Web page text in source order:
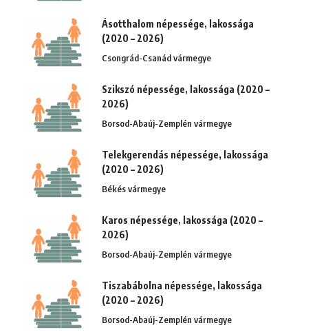
Ásotthalom népessége, lakossága
(2020 – 2026)
Csongrád-Csanád vármegye
Szikszó népessége, lakossága (2020 –
2026)
Borsod-Abaúj-Zemplén vármegye
Telekgerendás népessége, lakossága
(2020 – 2026)
Békés vármegye
Karos népessége, lakossága (2020 –
2026)
Borsod-Abaúj-Zemplén vármegye
Tiszabábolna népessége, lakossága
(2020 – 2026)
Borsod-Abaúj-Zemplén vármegye